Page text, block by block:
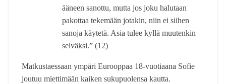
ääneen sanottu, mutta jos joku halutaan
pakottaa tekemään jotakin, niin ei siihen
sanoja käytetä. Asia tulee kyllä muutenkin
selväksi.” (12)
Matkustaessaan ympäri Eurooppaa 18-vuotiaana Sofie
joutuu miettimään kaiken sukupuolensa kautta.